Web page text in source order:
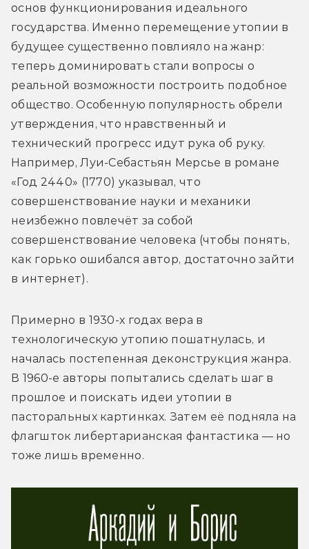
основ функционирования идеального
государства. Именно перемещение утопии в
будущее существенно повлияло на жанр:
теперь доминировать стали вопросы о
реальной возможности построить подобное
общество. Особенную популярность обрели
утверждения, что нравственный и
технический прогресс идут рука об руку.
Например, Луи-Себастьян Мерсье в романе
«Год 2440» (1770) указывал, что
совершенствование науки и механики
неизбежно повлечёт за собой
совершенствование человека (чтобы понять,
как горько ошибался автор, достаточно зайти
в интернет).
Примерно в 1930-х годах вера в
технологическую утопию пошатнулась, и
началась постепенная деконструкция жанра.
В 1960-е авторы попытались сделать шаг в
прошлое и поискать идеи утопии в
пасторальных картинках. Затем её подняла на
флагшток либертарианская фантастика — но
тоже лишь временно.